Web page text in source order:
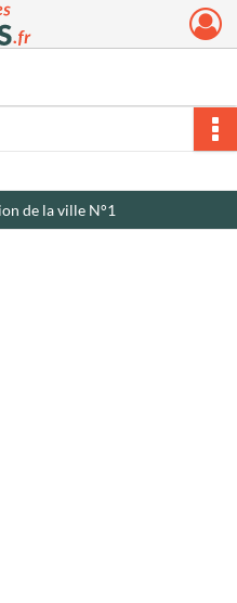
d'Alès
de la ville N°1